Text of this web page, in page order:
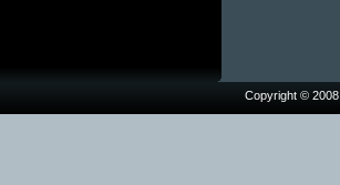
Copyright © 2008